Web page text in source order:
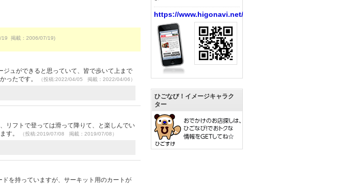
19 掲載：2006/07/19)
ュができると思っていて、皆で歩いて上まで
ったです。
（投稿:2022/04/05 掲載：2022/04/06）
リフトで登っては滑って降りて、と楽しんでい
す。
（投稿:2019/07/08 掲載：2019/07/08）
を持っていますが、サーキット用のカートが
https://www.higonavi.net/
ひごなび！イメージキャラク
ター